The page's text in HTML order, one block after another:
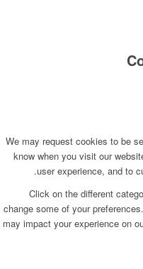
We may request cookies to be
know when you visit our
user experience, and to
Click on the different
change some of your
may impact your experience on